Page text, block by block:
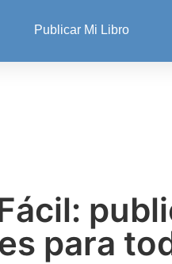
Publicar Mi Libro
para